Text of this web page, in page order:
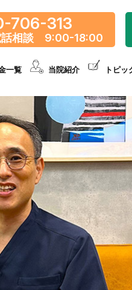
706-313
話相談 9:00-18:00
一覧 当院紹介 トピッ